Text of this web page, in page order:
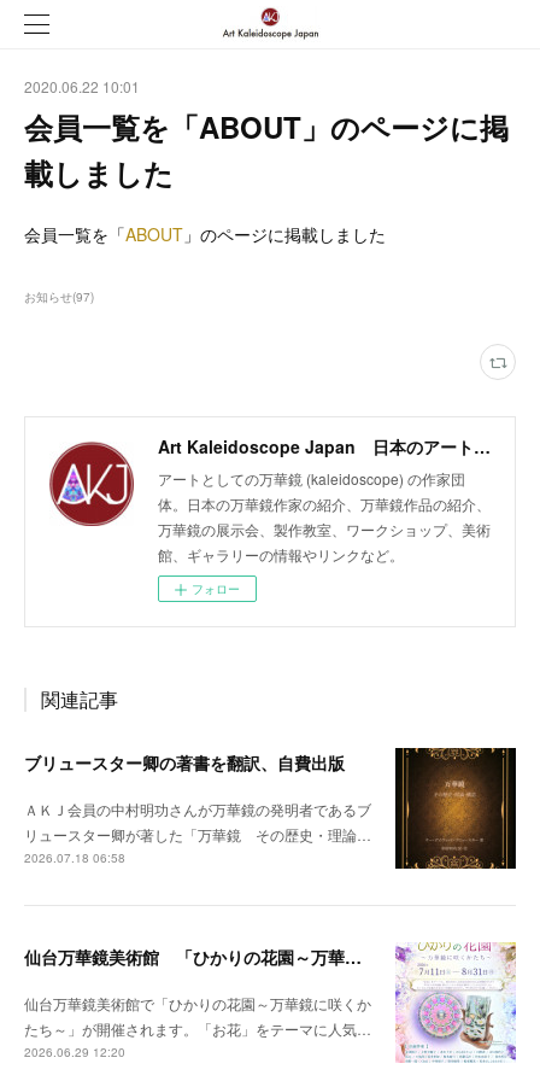
2020.06.22 10:01
会員一覧を「ABOUT」のページに掲
載しました
会員一覧を「ABOUT 」のページに掲載しました
お知らせ(97)
Art Kaleidoscope Japan 日本のアート万華鏡の作家団体
アートとしての万華鏡 (kaleidoscope) の作家団
体。日本の万華鏡作家の紹介、万華鏡作品の紹介、
万華鏡の展示会、製作教室、ワークショップ、美術
館、ギャラリーの情報やリンクなど。
フォロー
関連記事
ブリュースター卿の著書を翻訳、自費出版
ＡＫＪ会員の中村明功さんが万華鏡の発明者であるブ
リュースター卿が著した「万華鏡 その歴史・理論…
2026.07.18 06:58
仙台万華鏡美術館 「ひかりの花園～万華鏡に咲くかたち～」開催のお知らせ
仙台万華鏡美術館で「ひかりの花園～万華鏡に咲くか
たち～」が開催されます。「お花」をテーマに人気…
2026.06.29 12:20